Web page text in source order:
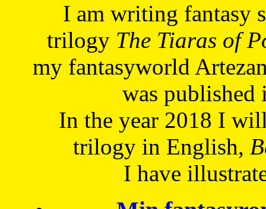
I am writing fantasy
trilogy The Tiaras of
my fantasyworld
was published
In the year 2018 I
trilogy in English,
I have